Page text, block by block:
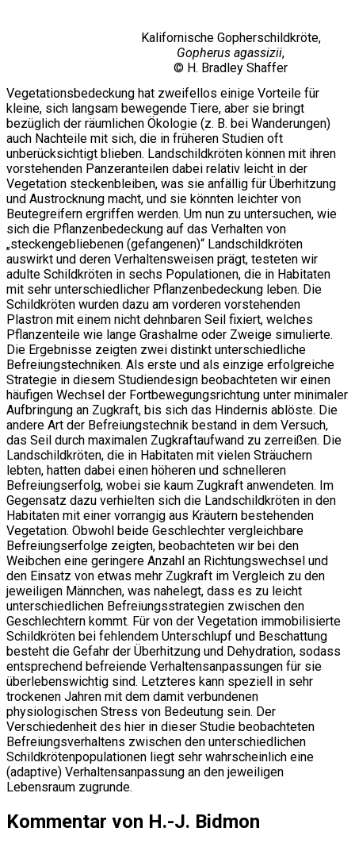
Kalifornische Gopherschildkröte,
Gopherus agassizii,
© H. Bradley Shaffer
Vegetationsbedeckung hat zweifellos einige Vorteile für
kleine, sich langsam bewegende Tiere, aber sie bringt
bezüglich der räumlichen Ökologie (z. B. bei Wanderungen)
auch Nachteile mit sich, die in früheren Studien oft
unberücksichtigt blieben. Landschildkröten können mit ihren
vorstehenden Panzeranteilen dabei relativ leicht in der
Vegetation steckenbleiben, was sie anfällig für Überhitzung
und Austrocknung macht, und sie könnten leichter von
Beutegreifern ergriffen werden. Um nun zu untersuchen, wie
sich die Pflanzenbedeckung auf das Verhalten von
„steckengebliebenen (gefangenen)“ Landschildkröten
auswirkt und deren Verhaltensweisen prägt, testeten wir
adulte Schildkröten in sechs Populationen, die in Habitaten
mit sehr unterschiedlicher Pflanzenbedeckung leben. Die
Schildkröten wurden dazu am vorderen vorstehenden
Plastron mit einem nicht dehnbaren Seil fixiert, welches
Pflanzenteile wie lange Grashalme oder Zweige simulierte.
Die Ergebnisse zeigten zwei distinkt unterschiedliche
Befreiungstechniken. Als erste und als einzige erfolgreiche
Strategie in diesem Studiendesign beobachteten wir einen
häufigen Wechsel der Fortbewegungsrichtung unter minimaler
Aufbringung an Zugkraft, bis sich das Hindernis ablöste. Die
andere Art der Befreiungstechnik bestand in dem Versuch,
das Seil durch maximalen Zugkraftaufwand zu zerreißen. Die
Landschildkröten, die in Habitaten mit vielen Sträuchern
lebten, hatten dabei einen höheren und schnelleren
Befreiungserfolg, wobei sie kaum Zugkraft anwendeten. Im
Gegensatz dazu verhielten sich die Landschildkröten in den
Habitaten mit einer vorrangig aus Kräutern bestehenden
Vegetation. Obwohl beide Geschlechter vergleichbare
Befreiungserfolge zeigten, beobachteten wir bei den
Weibchen eine geringere Anzahl an Richtungswechsel und
den Einsatz von etwas mehr Zugkraft im Vergleich zu den
jeweiligen Männchen, was nahelegt, dass es zu leicht
unterschiedlichen Befreiungsstrategien zwischen den
Geschlechtern kommt. Für von der Vegetation immobilisierte
Schildkröten bei fehlendem Unterschlupf und Beschattung
besteht die Gefahr der Überhitzung und Dehydration, sodass
entsprechend befreiende Verhaltensanpassungen für sie
überlebenswichtig sind. Letzteres kann speziell in sehr
trockenen Jahren mit dem damit verbundenen
physiologischen Stress von Bedeutung sein. Der
Verschiedenheit des hier in dieser Studie beobachteten
Befreiungsverhaltens zwischen den unterschiedlichen
Schildkrötenpopulationen liegt sehr wahrscheinlich eine
(adaptive) Verhaltensanpassung an den jeweiligen
Lebensraum zugrunde.
Kommentar von H.-J. Bidmon